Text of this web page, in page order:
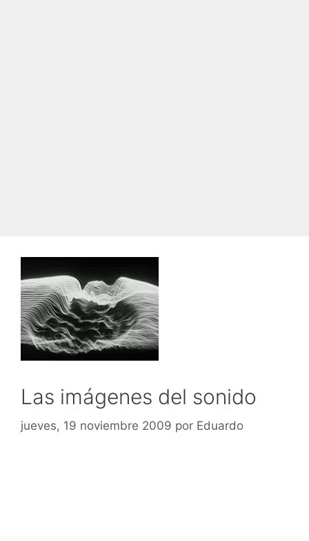
Las imágenes del sonido
jueves, 19 noviembre 2009 por Eduardo